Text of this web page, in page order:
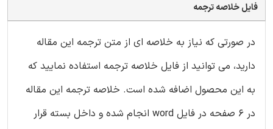
فایل خلاصه ترجمه
در صورتی که نیاز به خلاصه ای از متن ترجمه این مقاله
دارید، می توانید از فایل خلاصه ترجمه استفاده نمایید که
به این محصول اضافه شده است. خلاصه ترجمه این مقاله
در 6 صفحه در فایل word انجام شده و داخل بسته قرار